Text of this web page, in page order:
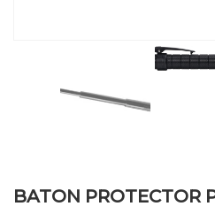
BATON PROTECTOR